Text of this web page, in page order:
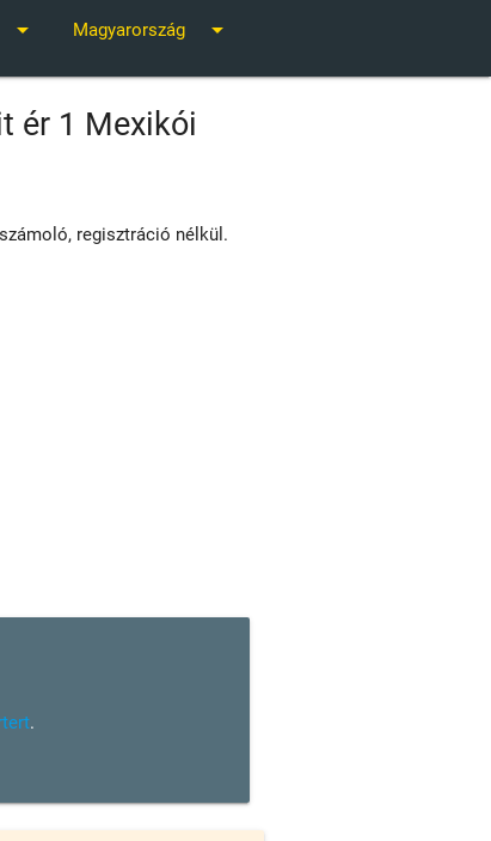
arrow_drop_down Magyarország arrow_drop_down
ér 1 Mexikói
regisztráció nélkül.
.